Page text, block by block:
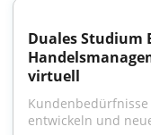
Duales Studium
virtuell
entwickeln und